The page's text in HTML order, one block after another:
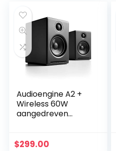
Audioengine A2 +
Wireless 60W
aangedreven
Ingebouwde 24Bit
$299.00